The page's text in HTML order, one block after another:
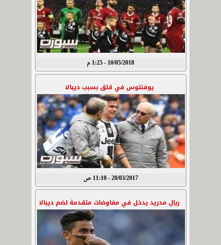
10/05/2018 - 1:25 م
يوفنتوس في قلق بسبب ديبالا
20/03/2017 - 11:10 ص
ريال مدريد يدخل في مفاوضات متقدمة لضم ديبالا